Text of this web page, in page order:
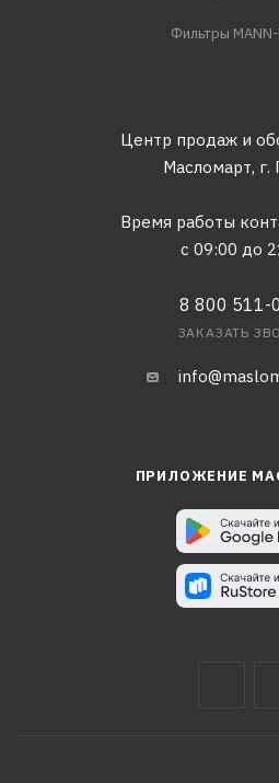
Фильтры MANN-
Центр продаж и
Масломарт, г.
Время работы
с 09:00 до
8 800 511-
ЗАКАЗАТЬ
ПРИЛОЖЕНИЕ